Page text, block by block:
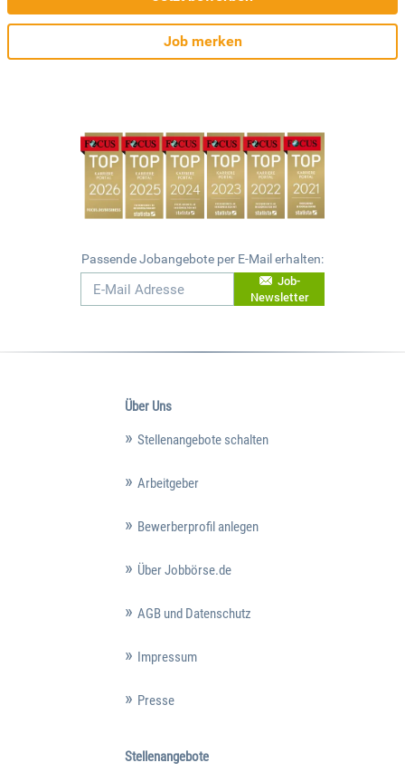
Job merken
Passende Jobangebote per E-Mail erhalten:
Job-
Newsletter
Über Uns
Stellenangebote schalten
Arbeitgeber
Bewerberprofil anlegen
Über Jobbörse.de
AGB und Datenschutz
Impressum
Presse
Stellenangebote